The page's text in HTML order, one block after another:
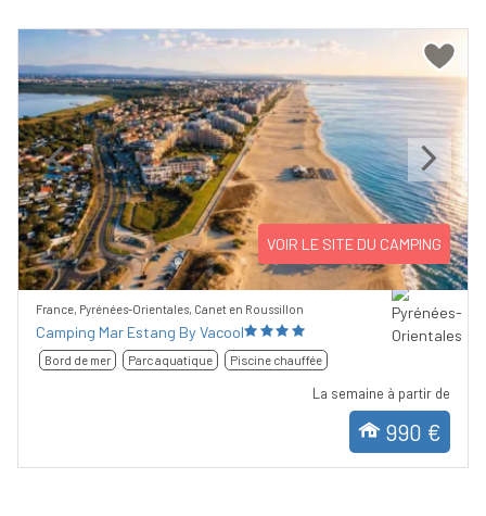
Previous Next
VOIR LE SITE DU CAMPING
France, Pyrénées-Orientales, Canet en Roussillon
Camping Mar Estang By Vacool
Bord de mer Parc aquatique Piscine chauffée
La semaine à partir de
990 €